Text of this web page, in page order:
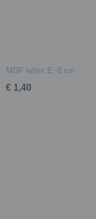
MDF letter E; 8 cm
€ 1,40